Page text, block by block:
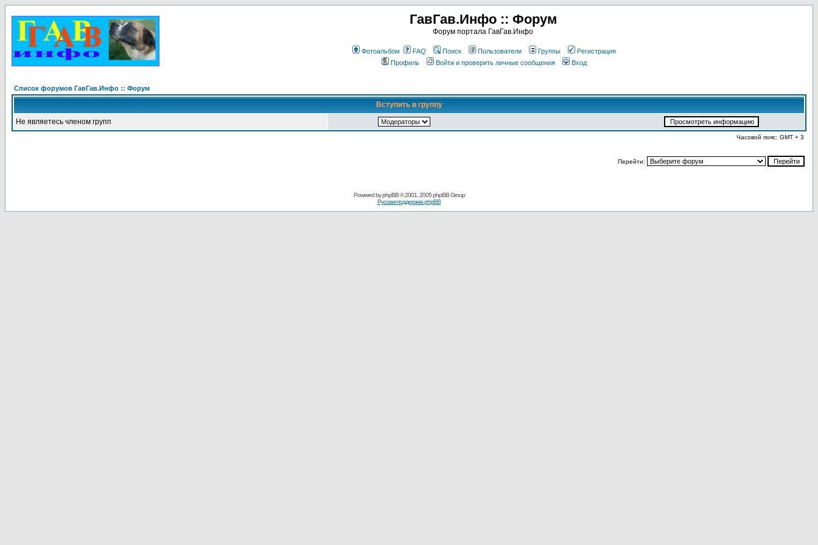
ГавГав.Инфо :: Форум
Форум портала ГавГав.Инфо
Фотоальбом FAQ Поиск Пользователи Группы
Регистрация
Профиль
Войти и проверить личные сообщения Вход
Список форумов ГавГав.Инфо :: Форум
Вступить в группу
Не являетесь членом групп
Часовой пояс: GMT + 3
Перейти:
Powered byphpBB© 2001, 2005 phpBB Group
Русская поддержка phpBB